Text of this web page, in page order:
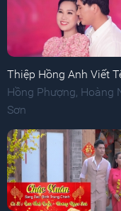
Thiệp Hồng Anh Viết
Hồng Phượng Hoàng
Sơn